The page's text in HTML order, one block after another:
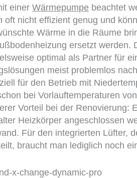
einer Wärmepumpe beachtet
nicht effizient genug und
Wärme in die Räume
ersetzt werden.
optimal als Partner für
meist problemlos
für den Betrieb mit
bei Vorlauftemperaturen
Vorteil bei der Renovierung:
Heizkörper angeschlossen
Für den integrierten Lüfter,
braucht man lediglich noch